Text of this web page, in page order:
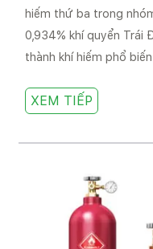
hiếm thứ ba trong
0,934% khí quyển Trái
thành khí hiếm phổ
XEM TIẾP